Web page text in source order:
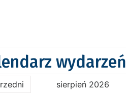
wydarzeń
sierpień 2026